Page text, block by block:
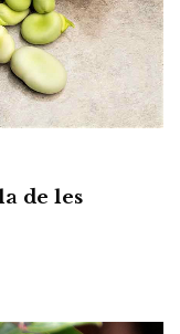
de les